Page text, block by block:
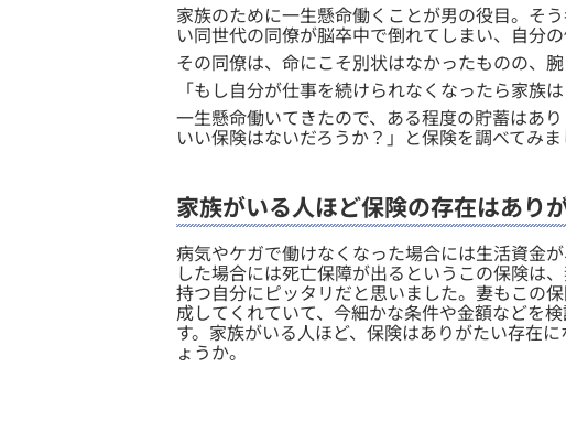
家族のために一生懸命働くことが男の役目。そ
い同世代の同僚が脳卒中で倒れてしまい、自分
その同僚は、命にこそ別状はなかったものの、
「もし自分が仕事を続けられなくなったら家族
一生懸命働いてきたので、ある程度の貯蓄はあ
いい保険はないだろうか？」と保険を調べてみ
家族がいる人ほど保険の存在はあり
病気やケガで働けなくなった場合には生活資金
した場合には死亡保障が出るというこの保険は
持つ自分にピッタリだと思いました。妻もこの
成してくれていて、今細かな条件や金額などを
す。家族がいる人ほど、保険はありがたい存在
ょうか。